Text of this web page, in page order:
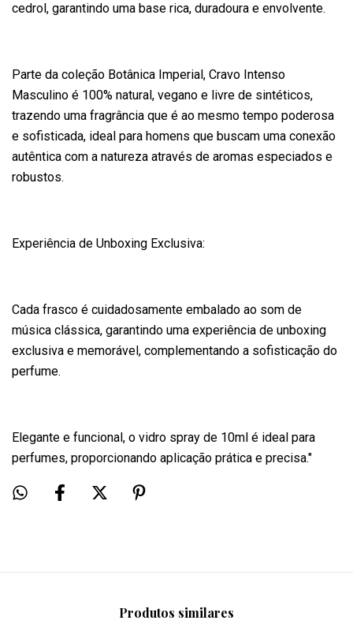
cedrol, garantindo uma base rica, duradoura e envolvente.
Parte da coleção Botânica Imperial, Cravo Intenso
Masculino é 100% natural, vegano e livre de sintéticos,
trazendo uma fragrância que é ao mesmo tempo poderosa
e sofisticada, ideal para homens que buscam uma conexão
autêntica com a natureza através de aromas especiados e
robustos.
Experiência de Unboxing Exclusiva:
Cada frasco é cuidadosamente embalado ao som de
música clássica, garantindo uma experiência de unboxing
exclusiva e memorável, complementando a sofisticação do
perfume.
Elegante e funcional, o vidro spray de 10ml é ideal para
perfumes, proporcionando aplicação prática e precisa."
Produtos similares